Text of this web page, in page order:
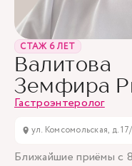
СТАЖ 6 ЛЕТ
Валитова
Земфира
Гастроэнтеролог
ул. Комсомольская, д. 17/
Ближайшие приёмы с 8